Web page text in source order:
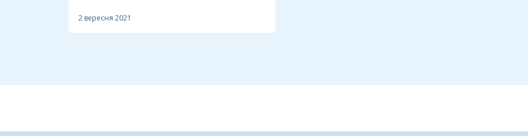
2 вересня 2021